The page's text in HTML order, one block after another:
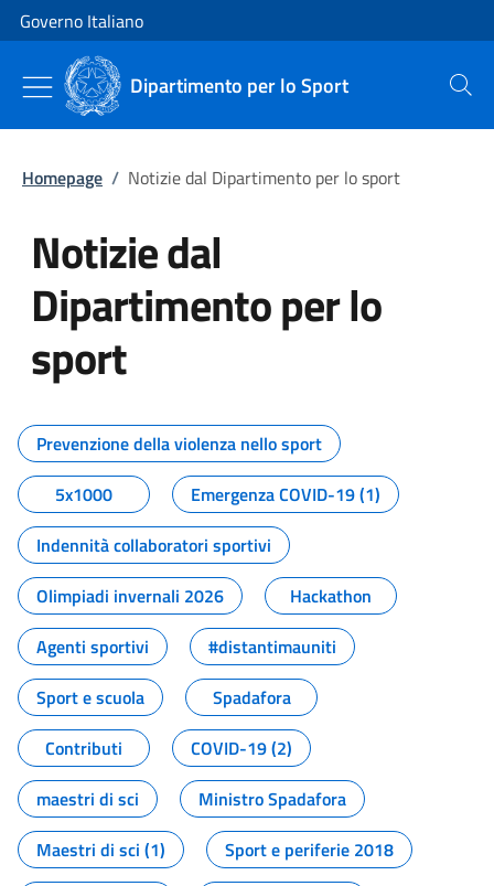
Vai al contenuto
Vai alla navigazione del sito
Governo Italiano
Dipartimento per lo Sport Cerca
Homepage / Notizie dal Dipartimento per lo sport
Notizie dal
Dipartimento per lo
sport
Tutti i contenuti della pagina
Prevenzione della violenza nello sport
5x1000
Emergenza COVID-19 (1)
Indennità collaboratori sportivi
Olimpiadi invernali 2026
Hackathon
Agenti sportivi
#distantimauniti
Sport e scuola
Spadafora
Contributi
COVID-19 (2)
maestri di sci
Ministro Spadafora
Maestri di sci (1)
Sport e periferie 2018